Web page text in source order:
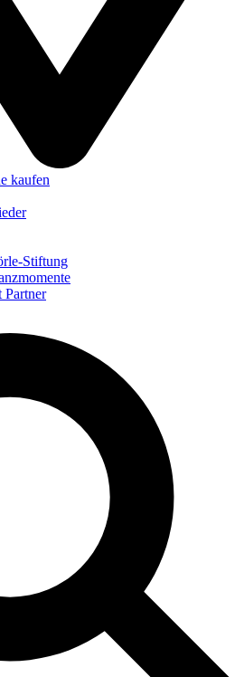
kaufen
Stiftung
Partner